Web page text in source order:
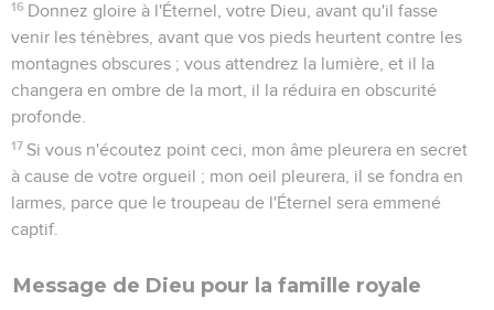
16 Donnez gloire à l'Éternel, votre Dieu, avant qu'il fasse
venir les ténèbres, avant que vos pieds heurtent contre les
montagnes obscures ; vous attendrez la lumière, et il la
changera en ombre de la mort, il la réduira en obscurité
profonde.
17 Si vous n'écoutez point ceci, mon âme pleurera en secret
à cause de votre orgueil ; mon oeil pleurera, il se fondra en
larmes, parce que le troupeau de l'Éternel sera emmené
captif.
Message de Dieu pour la famille royale